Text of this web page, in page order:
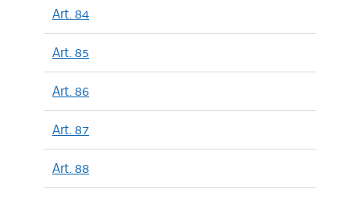
Art. 84
Art. 85
Art. 86
Art. 87
Art. 88